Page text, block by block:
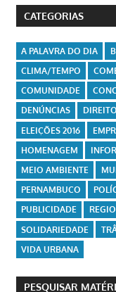
CATEGORIAS
A PALAVRA DO DIA
CLIMA/TEMPO
COMUNIDADE
DENÚNCIAS
ELEIÇÕES 2016
HOMENAGEM
MEIO AMBIENTE
PERNAMBUCO
PUBLICIDADE
SOLIDARIEDADE
VIDA URBANA
PESQUISAR